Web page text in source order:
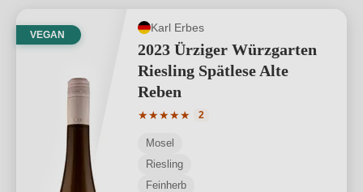
VEGAN
Karl Erbes
2023 Ürziger Würzgarten
Riesling Spätlese Alte
Reben
★★★★★
Durchschnittliche Bewertung von 5
2
Mosel
Riesling
Feinherb